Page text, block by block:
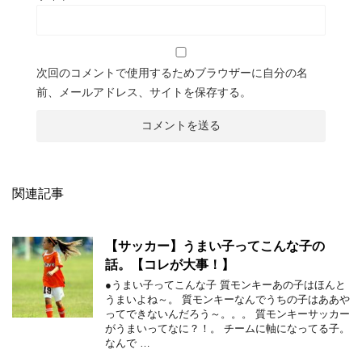
次回のコメントで使用するためブラウザーに自分の名
前、メールアドレス、サイトを保存する。
関連記事
【サッカー】うまい子ってこんな子の
話。【コレが大事！】
●うまい子ってこんな子 質モンキーあの子はほんと
うまいよね～。 質モンキーなんでうちの子はああや
ってできないんだろう～。。。 質モンキーサッカー
がうまいってなに？！。 チームに軸になってる子。
なんで …